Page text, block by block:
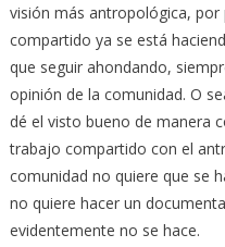
visión más antropológica,
compartido ya se está
que seguir ahondando,
opinión de la comunidad. O
dé el visto bueno de manera
trabajo compartido con el
comunidad no quiere que se
no quiere hacer un
evidentemente no se hace.